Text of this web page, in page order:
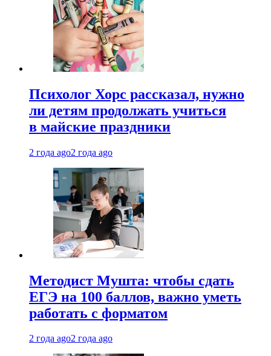
Психолог Хорс рассказал, нужно
ли детям продолжать учиться
в майские праздники
2 года ago2 года ago
Методист Мушта: чтобы сдать
ЕГЭ на 100 баллов, важно уметь
работать с форматом
2 года ago2 года ago